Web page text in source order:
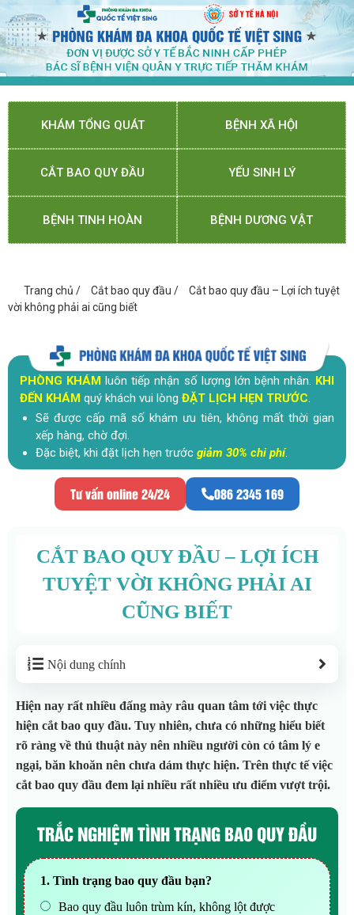
KHÁM TỔNG QUÁT BỆNH XÃ HỘI
CẮT BAO QUY ĐẦU YẾU SINH LÝ
BỆNH TINH HOÀN BỆNH DƯƠNG VẬT
Trang chủ / Cắt bao quy đầu /
Cắt bao quy đầu – Lợi ích tuyệt
vời không phải ai cũng biết
PHÒNG KHÁM luôn tiếp nhận số lượng lớn bệnh nhân. KHI
ĐẾN KHÁM quý khách vui lòng ĐẶT LỊCH HẸN TRƯỚC.
Sẽ được cấp mã số khám ưu tiên, không mất thời gian
xếp hàng, chờ đợi.
Đặc biệt, khi đặt lịch hẹn trước giảm 30% chi phí.
Tư vấn online 24/24 086 2345 169
CẮT BAO QUY ĐẦU – LỢI ÍCH
TUYỆT VỜI KHÔNG PHẢI AI
CŨNG BIẾT
Nội dung chính
Hiện nay rất nhiều đấng mày râu quan tâm tới việc thực
hiện cắt bao quy đầu. Tuy nhiên, chưa có những hiểu biết
rõ ràng về thủ thuật này nên nhiều người còn có tâm lý e
ngại, băn khoăn nên chưa dám thực hiện. Trên thực tế việc
cắt bao quy đầu đem lại nhiều rất nhiều ưu điểm vượt trội.
TRẮC NGHIỆM TÌNH TRẠNG BAO QUY ĐẦU
1. Tình trạng bao quy đầu bạn?
Bao quy đầu luôn trùm kín, không lột được